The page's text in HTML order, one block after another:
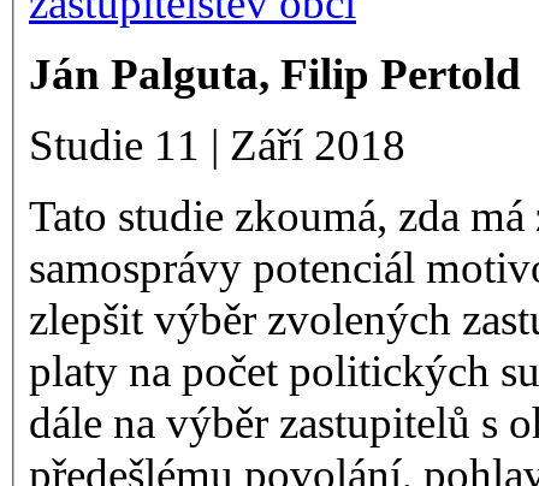
Ján Palguta, Filip Pertold
Studie 11 | Září 2018
Tato studie zkoumá, zda
samosprávy potenciál
zlepšit výběr zvolených
platy na počet politických
dále na výběr zastupitelů s
předešlému povolání,